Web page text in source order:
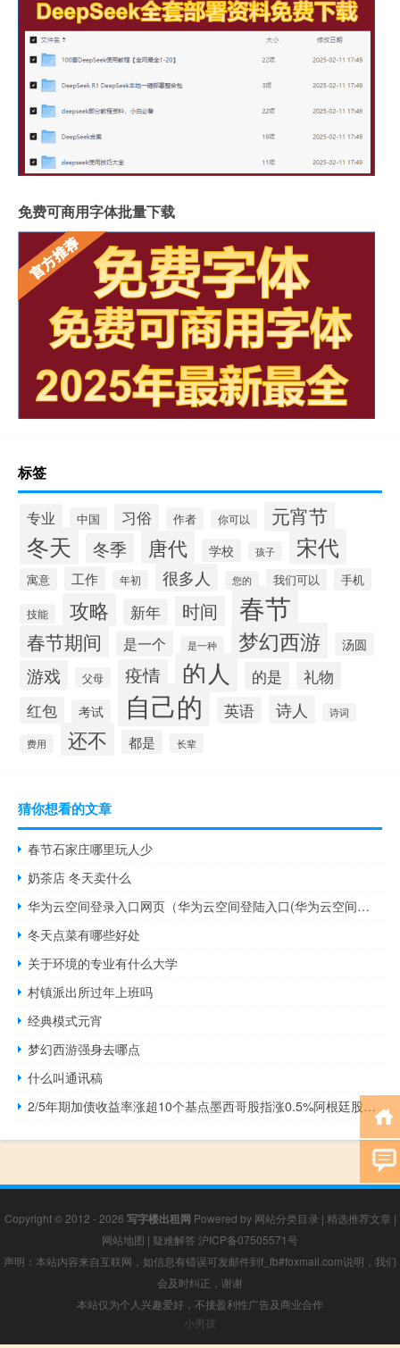
免费可商用字体批量下载
标签
专业 中国 习俗 作者 你可以 元宵节
冬天 冬季 唐代 学校 孩子 宋代
寓意 工作 年初 很多人 您的 我们可以 手机
技能 攻略 新年 时间 春节
春节期间 是一个 是一种 梦幻西游 汤圆
游戏 父母 疫情 的人 的是 礼物
红包 考试 自己的 英语 诗人 诗词
费用 还不 都是 长辈
猜你想看的文章
春节石家庄哪里玩人少
奶茶店 冬天卖什么
华为云空间登录入口网页（华为云空间登陆入口(华为云空间登录入口)）
冬天点菜有哪些好处
关于环境的专业有什么大学
村镇派出所过年上班吗
经典模式元宵
梦幻西游强身去哪点
什么叫通讯稿
2/5年期加债收益率涨超10个基点墨西哥股指涨0.5%阿根廷股指连跌三天
Copyright © 2012 - 2026 写字楼出租网 Powered by 网站分类目录 | 精选推荐文章 |
网站地图 | 疑难解答 沪ICP备07505571号
声明：本站内容来自互联网，如信息有错误可发邮件到f_fb#foxmail.com说明，我们
会及时纠正，谢谢
本站仅为个人兴趣爱好，不接盈利性广告及商业合作
小男孩